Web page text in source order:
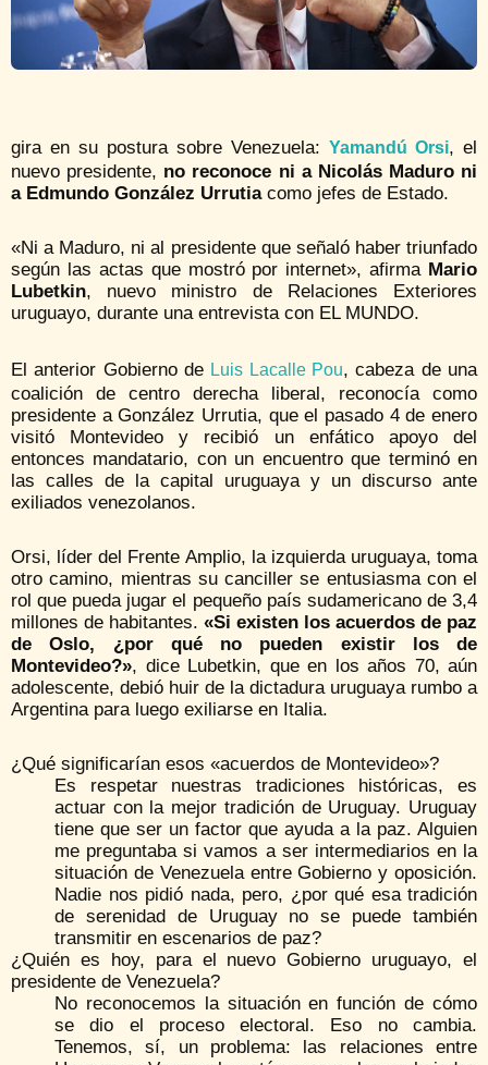
gira en su postura sobre Venezuela: Yamandú Orsi, el
nuevo presidente, no reconoce ni a Nicolás Maduro ni
a Edmundo González Urrutiacomo jefes de Estado.
«Ni a Maduro, ni al presidente que señaló haber triunfado
según las actas que mostró por internet», afirma Mario
Lubetkin, nuevo ministro de Relaciones Exteriores
uruguayo, durante una entrevista con EL MUNDO.
El anterior Gobierno de Luis Lacalle Pou, cabeza de una
coalición de centro derecha liberal, reconocía como
presidente a González Urrutia, que el pasado 4 de enero
visitó Montevideo y recibió un enfático apoyo del
entonces mandatario, con un encuentro que terminó en
las calles de la capital uruguaya y un discurso ante
exiliados venezolanos.
Orsi, líder del Frente Amplio, la izquierda uruguaya, toma
otro camino, mientras su canciller se entusiasma con el
rol que pueda jugar el pequeño país sudamericano de 3,4
millones de habitantes. «Si existen los acuerdos de paz
de Oslo, ¿por qué no pueden existir los de
Montevideo?», dice Lubetkin, que en los años 70, aún
adolescente, debió huir de la dictadura uruguaya rumbo a
Argentina para luego exiliarse en Italia.
¿Qué significarían esos «acuerdos de Montevideo»?
Es respetar nuestras tradiciones históricas, es
actuar con la mejor tradición de Uruguay. Uruguay
tiene que ser un factor que ayuda a la paz. Alguien
me preguntaba si vamos a ser intermediarios en la
situación de Venezuela entre Gobierno y oposición.
Nadie nos pidió nada, pero, ¿por qué esa tradición
de serenidad de Uruguay no se puede también
transmitir en escenarios de paz?
¿Quién es hoy, para el nuevo Gobierno uruguayo, el
presidente de Venezuela?
No reconocemos la situación en función de cómo
se dio el proceso electoral. Eso no cambia.
Tenemos, sí, un problema: las relaciones entre